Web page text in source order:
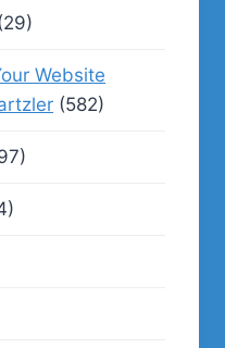
Website
(582)